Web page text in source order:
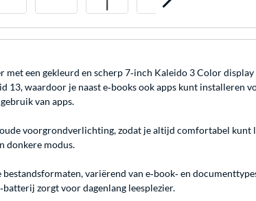
met een gekleurd en scherp 7‑inch Kaleido 3 Color
13, waardoor je naast e‑books ook apps kunt
van apps.
voorgrondverlichting, zodat je altijd comfortabel
donkere modus.
variërend van e‑book‑ en
zorgt voor dagenlang leesplezier.